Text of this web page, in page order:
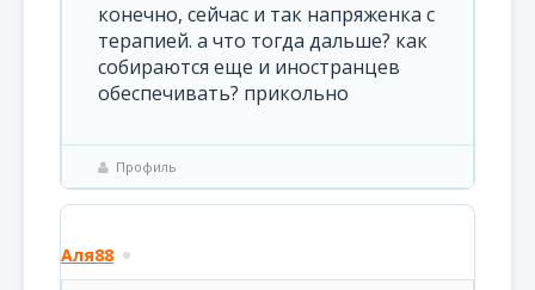
конечно, сейчас и так напряженка с
терапией. а что тогда дальше? как
собираются еще и иностранцев
обеспечивать? прикольно
Профиль
Аля88